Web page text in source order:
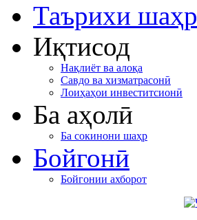
Таърихи шаҳр
Иқтисод
Нақлиёт ва алоқа
Савдо ва хизматрасонӣ
Лоиҳаҳои инвеститсионӣ
Ба аҳолӣ
Ба сокинони шаҳр
Бойгонӣ
Бойгонии ахборот